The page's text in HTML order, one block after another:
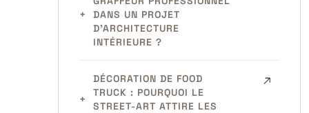
DANS UN PROJET
D’ARCHITECTURE
INTÉRIEURE ?
DÉCORATION DE FOOD
TRUCK : POURQUOI LE
STREET-ART ATTIRE LES